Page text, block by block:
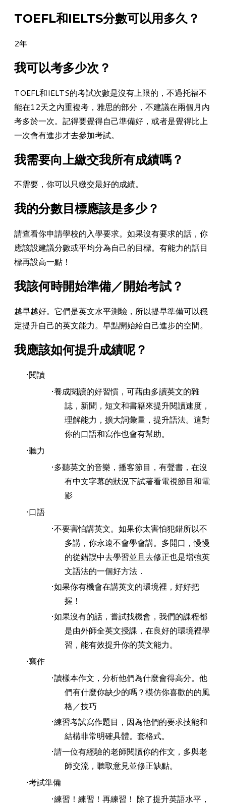
TOEFL和IELTS分數可以用多久？
2年
我可以考多少次？
TOEFL和IELTS的考試次數是沒有上限的，不過托福不
能在12天之內重複考，雅思的部分，不建議在兩個月內
考多於一次。記得要覺得自己準備好，或者是覺得比上
一次會有進步才去參加考試。
我需要向上繳交我所有成績嗎？
不需要，你可以只繳交最好的成績。
我的分數目標應該是多少？
請查看你申請學校的入學要求。如果沒有要求的話，你
應該設建議分數或平均分為自己的目標。有能力的話目
標再設高一點！
我該何時開始準備／開始考試？
越早越好。它們是英文水平測驗，所以提早準備可以穩
定提升自己的英文能力。早點開始給自己進步的空間。
我應該如何提升成績呢？
閱讀
養成閱讀的好習慣，可藉由多讀英文的雜
誌，新聞，短文和書籍來提升閱讀速度，
理解能力，擴大詞彙量，提升語法。這對
你的口語和寫作也會有幫助。
聽力
多聽英文的音樂，播客節目，有聲書，在沒
有中文字幕的狀況下試著看電視節目和電
影
口語
不要害怕講英文。如果你太害怕犯錯所以不
多講，你永遠不會學會講。多開口，慢慢
的從錯誤中去學習並且去修正也是增強英
文語法的一個好方法．
如果你有機會在講英文的環境裡，好好把
握！
如果沒有的話，嘗試找機會，我們的課程都
是由外師全英文授課，在良好的環境裡學
習，能有效提升你的英文能力。
寫作
讀樣本作文，分析他們為什麼會得高分。他
們有什麼你缺少的嗎？模仿你喜歡的的風
格／技巧
練習考試寫作題目，因為他們的要求技能和
結構非常明確具體。套格式。
請一位有經驗的老師閱讀你的作文，多與老
師交流，聽取意見並修正缺點。
考試準備
練習！練習！再練習！ 除了提升英語水平，